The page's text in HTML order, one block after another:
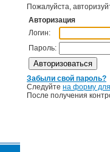
Пожалуйста,
Авторизация
Логин:
Пароль:
Забыли свой пароль?
Следуйте на форму
После получения